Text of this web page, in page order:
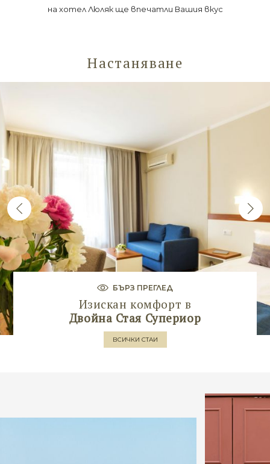
на хотел Люляк ще впечатли Вашия вкус
Настаняване
БЪРЗ ПРЕГЛЕД
Изискан комфорт в
Двойна Стая Супериор
ВСИЧКИ СТАИ